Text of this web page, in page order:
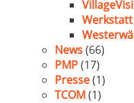
News(66)
PMP(17)
Presse(1)
TCOM(1)